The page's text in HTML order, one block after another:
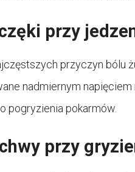
przy
przyczyn bólu
nadmiernym
pogryzienia pokarmów.
przy